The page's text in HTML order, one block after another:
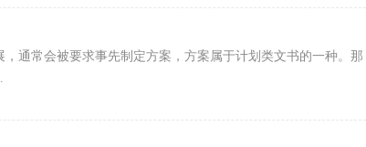
通常会被要求事先制定方案，方案属于计划类文书的一种。那